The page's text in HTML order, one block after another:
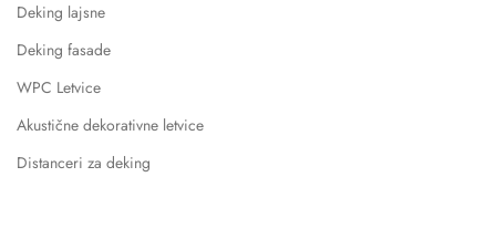
Deking lajsne
Deking fasade
WPC Letvice
Akustične dekorativne letvice
Distanceri za deking